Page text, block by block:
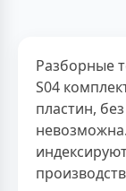
Разборные
S04
пластин,